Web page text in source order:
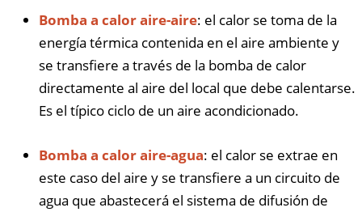
Bomba a calor aire-aire: el calor se toma de la
energía térmica contenida en el aire ambiente y
se transfiere a través de la bomba de calor
directamente al aire del local que debe calentarse.
Es el típico ciclo de un aire acondicionado.
Bomba a calor aire-agua: el calor se extrae en
este caso del aire y se transfiere a un circuito de
agua que abastecerá el sistema de difusión de